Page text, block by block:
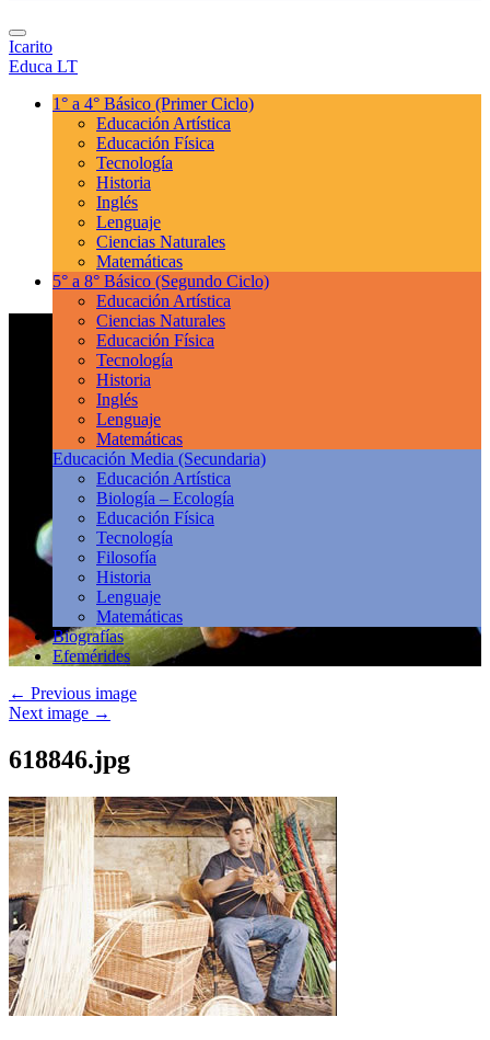
Icarito
Educa LT
1° a 4° Básico (Primer Ciclo)
Educación Artística
Educación Física
Tecnología
Historia
Inglés
Lenguaje
Ciencias Naturales
Matemáticas
5° a 8° Básico (Segundo Ciclo)
Educación Artística
Ciencias Naturales
Educación Física
Tecnología
Historia
Inglés
Lenguaje
Matemáticas
Educación Media (Secundaria)
Educación Artística
Biología – Ecología
Educación Física
Tecnología
Filosofía
Historia
Lenguaje
Matemáticas
Biografías
Efemérides
← Previous image
Next image →
618846.jpg